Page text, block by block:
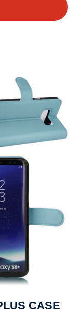
CASE